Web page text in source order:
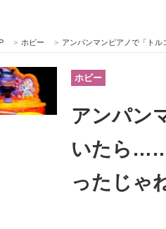
ビジネスと働き方のヒント
> ホビー > アンパンマンピアノで「トル
ホビー
アンパン
いたら
ったじゃ